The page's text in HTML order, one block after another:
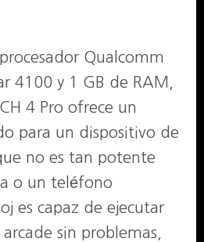
Qualcomm
4100 y 1 GB de RAM,
4 Pro ofrece un
para un dispositivo de
no es tan potente
o un teléfono
es capaz de ejecutar
sin problemas,